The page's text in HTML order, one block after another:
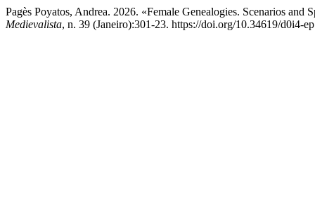
Pagès Poyatos, Andrea. 2026. «Female Genealogies. Scenarios
Medievalista, n. 39 (Janeiro):301-23. https://doi.org/10.34619/d0i4-